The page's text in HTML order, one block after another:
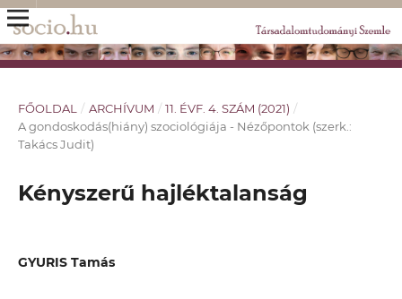
FŐOLDAL / ARCHÍVUM / 11. ÉVF. 4. SZÁM (2021) /
A gondoskodás(hiány) szociológiája - Nézőpontok (szerk.:
Takács Judit)
Kényszerű hajléktalanság
GYURIS Tamás